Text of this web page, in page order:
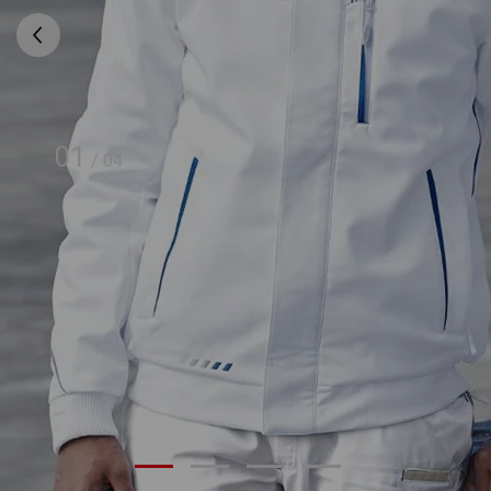
01 / 04